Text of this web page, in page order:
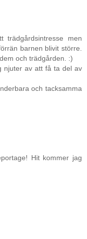
men
barnen blivit större.
och trädgården. :)
njuter av att få ta del av
och tacksamma
Hit kommer jag